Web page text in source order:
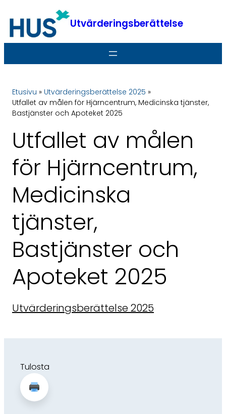
till
innehåll
Utvärderingsberättelse
Etusivu » Utvärderingsberättelse 2025 »
Utfallet av målen för Hjärncentrum, Medicinska tjänster,
Bastjänster och Apoteket 2025
Utfallet av målen
för Hjärncentrum,
Medicinska
tjänster,
Bastjänster och
Apoteket 2025
Utvärderingsberättelse 2025
Tulosta